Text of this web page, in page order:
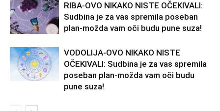
RIBA-OVO NIKAKO NISTE OČEKIVALI:
Sudbina je za vas spremila poseban
plan-možda vam oči budu pune suza!
VODOLIJA-OVO NIKAKO NISTE
OČEKIVALI: Sudbina je za vas spremila
poseban plan-možda vam oči budu
pune suza!